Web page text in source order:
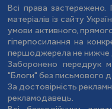
Всі права
матеріалів із сайту
умови активного,
гіперпосилання на
першоджерела не нижче
Заборонено передрук
"Блоги" без письмового
За достовірність
рекламодавець.